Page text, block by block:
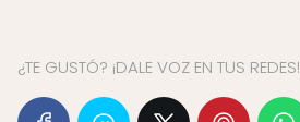
¿TE GUSTÓ? ¡DALE VOZ EN TUS REDES!